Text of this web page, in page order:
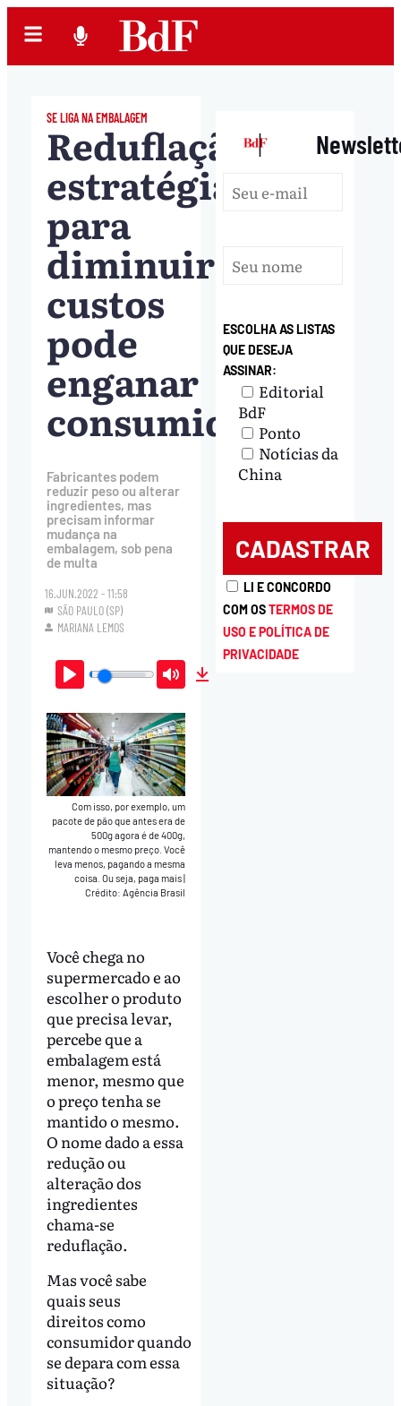
SE LIGA NA EMBALAGEM
Reduflação:
estratégia
para
diminuir
custos
pode
enganar
consumidor
Fabricantes podem
reduzir peso ou alterar
ingredientes, mas
precisam informar
mudança na
embalagem, sob pena
de multa
16.JUN.2022 - 11:58
SÃO PAULO (SP)
MARIANA LEMOS
Play Mute
Com isso, por exemplo, um
pacote de pão que antes era de
500g agora é de 400g,
mantendo o mesmo preço. Você
leva menos, pagando a mesma
coisa. Ou seja, paga mais|
Crédito: Agência Brasil
Você chega no
supermercado e ao
escolher o produto
que precisa levar,
percebe que a
embalagem está
menor, mesmo que
o preço tenha se
mantido o mesmo.
O nome dado a essa
redução ou
alteração dos
ingredientes
chama-se
reduflação.
Mas você sabe
quais seus
direitos como
consumidor quando
se depara com essa
situação?
|
ESCOLHA AS LISTAS
QUE DESEJA
ASSINAR:
Editorial
BdF
Ponto
Notícias da
China
LI E CONCORDO
COM OSTERMOS DE
USO E POLÍTICA DE
PRIVACIDADE